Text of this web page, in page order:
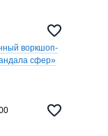
студия
Регистрация
воркшоп-
сфер»